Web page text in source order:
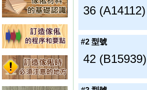
36 (A14112)
#2 型號
42 (B15939)